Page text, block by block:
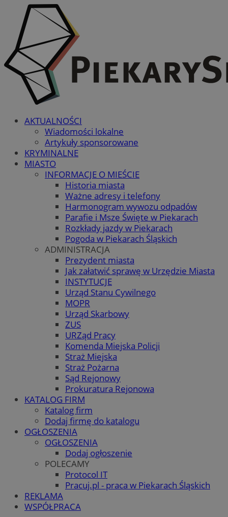
AKTUALNOŚCI
Wiadomości lokalne
Artykuły sponsorowane
KRYMINALNE
MIASTO
INFORMACJE O MIEŚCIE
Historia miasta
Ważne adresy i telefony
Harmonogram wywozu odpadów
Parafie i Msze Święte w Piekarach
Rozkłady jazdy w Piekarach
Pogoda w Piekarach Śląskich
ADMINISTRACJA
Prezydent miasta
Jak załatwić sprawę w Urzędzie Miasta
INSTYTUCJE
Urząd Stanu Cywilnego
MOPR
Urząd Skarbowy
ZUS
URZąd Pracy
Komenda Miejska Policji
Straż Miejska
Straż Pożarna
Sąd Rejonowy
Prokuratura Rejonowa
KATALOG FIRM
Katalog firm
Dodaj firmę do katalogu
OGŁOSZENIA
OGŁOSZENIA
Dodaj ogłoszenie
POLECAMY
Protocol IT
Pracuj.pl - praca w Piekarach Śląskich
REKLAMA
WSPÓŁPRACA